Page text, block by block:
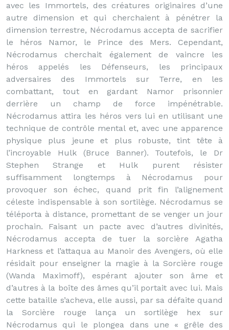
avec les Immortels, des créatures originaires d’une
autre dimension et qui cherchaient à pénétrer la
dimension terrestre, Nécrodamus accepta de sacrifier
le héros Namor, le Prince des Mers. Cependant,
Nécrodamus cherchait également de vaincre les
héros appelés les Défenseurs, les principaux
adversaires des Immortels sur Terre, en les
combattant, tout en gardant Namor prisonnier
derrière un champ de force impénétrable.
Nécrodamus attira les héros vers lui en utilisant une
technique de contrôle mental et, avec une apparence
physique plus jeune et plus robuste, tint tête à
l’incroyable Hulk (Bruce Banner). Toutefois, le Dr
Stephen Strange et Hulk purent résister
suffisamment longtemps à Nécrodamus pour
provoquer son échec, quand prit fin l’alignement
céleste indispensable à son sortilège. Nécrodamus se
téléporta à distance, promettant de se venger un jour
prochain. Faisant un pacte avec d’autres divinités,
Nécrodamus accepta de tuer la sorcière Agatha
Harkness et l’attaqua au Manoir des Avengers, où elle
résidait pour enseigner la magie à la Sorcière rouge
(Wanda Maximoff), espérant ajouter son âme et
d’autres à la boîte des âmes qu’il portait avec lui. Mais
cette bataille s’acheva, elle aussi, par sa défaite quand
la Sorcière rouge lança un sortilège hex sur
Nécrodamus qui le plongea dans une « grêle des